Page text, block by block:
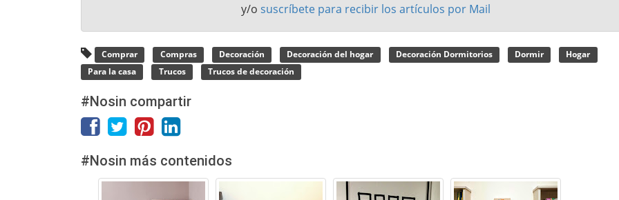
y/o suscríbete para recibir los artículos por Mail
Comprar Compras Decoración Decoración del hogar Decoración Dormitorios Dormir
Hogar
Para la casa
Trucos Trucos de decoración
#Nosin compartir
#Nosin más contenidos